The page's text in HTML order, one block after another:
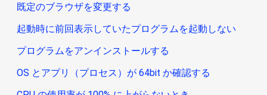
既定のブラウザを変更する
起動時に前回表示していたプログラムを起動しない
プログラムをアンインストールする
OS とアプリ（プロセス）が 64bit か確認する